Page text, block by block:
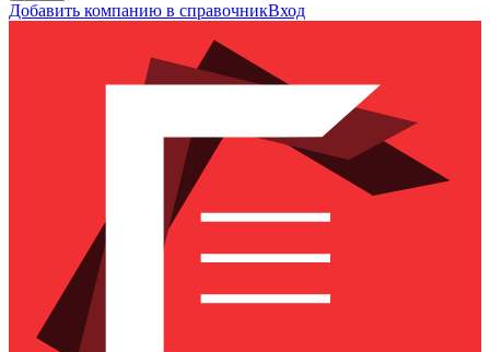
Добавить компанию в справочникВход